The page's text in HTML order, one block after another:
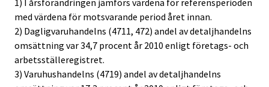
1) I årsförändringen jämförs värdena för referensperioden
med värdena för motsvarande period året innan.
2) Dagligvaruhandelns (4711, 472) andel av detaljhandelns
omsättning var 34,7 procent år 2010 enligt företags- och
arbetsställeregistret.
3) Varuhushandelns (4719) andel av detaljhandelns